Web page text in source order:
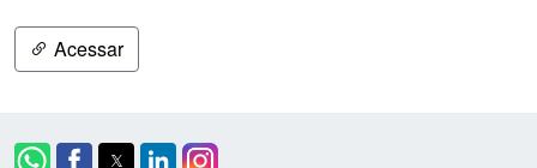
Acessar